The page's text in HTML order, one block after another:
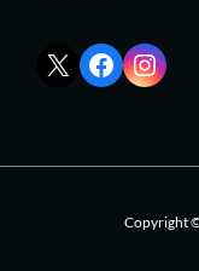
Enlace
red
Enlace
de
Copyright